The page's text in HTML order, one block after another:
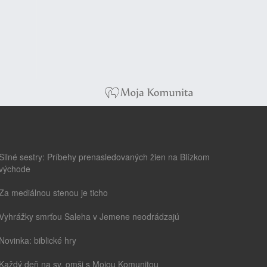
sestry: Príbehy prenasledovaných žien na Blízkom
mediálnou stenou je ticho
smrťou Saleha v Jemene neodrádzajú
biblické hry
deň na sv. omši s Mojou Komunitou